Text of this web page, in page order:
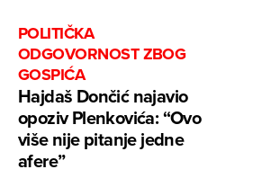
POLITIČKA
ODGOVORNOST ZBOG
GOSPIĆA
Hajdaš Dončić najavio
opoziv Plenkovića: “Ovo
više nije pitanje jedne
afere”